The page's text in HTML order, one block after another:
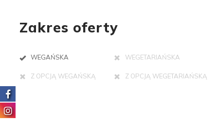
Zakres oferty
WEGAŃSKA WEGETARIAŃSKA
Z OPCJĄ WEGAŃSKĄ Z OPCJĄ WEGETARIAŃSKĄ